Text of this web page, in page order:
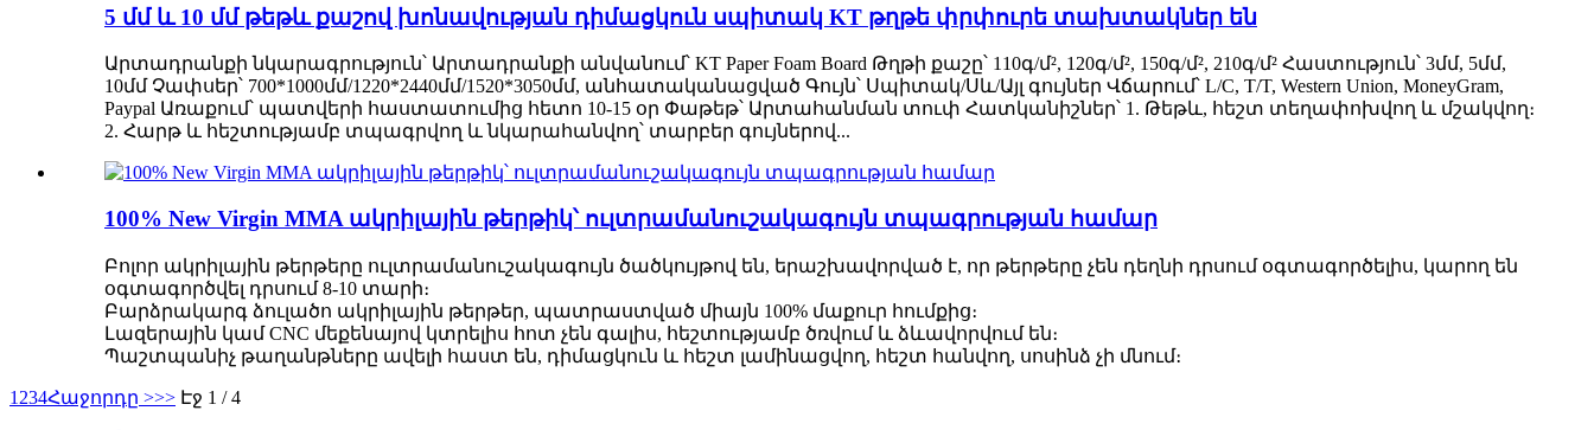
5 մմ և 10 մմ թեթև քաշով խոնավության դիմացկուն սպիտակ KT թղթե փրփուրե տախտակներ են
Արտադրանքի նկարագրություն՝ Արտադրանքի անվանում՝ KT Paper Foam Board Թղթի քաշը՝ 110գ/մ², 120գ/մ², 150գ/մ², 210գ/մ² Հաստություն՝ 3մմ, 5մմ,
10մմ Չափսեր՝ 700*1000մմ/1220*2440մմ/1520*3050մմ, անհատականացված Գույն՝ Սպիտակ/Սև/Այլ գույներ Վճարում՝ L/C, T/T, Western Union, MoneyGram,
Paypal Առաքում՝ պատվերի հաստատումից հետո 10-15 օր Փաթեթ՝ Արտահանման տուփ Հատկանիշներ՝ 1. Թեթև, հեշտ տեղափոխվող և մշակվող։
2. Հարթ և հեշտությամբ տպագրվող և նկարահանվող՝ տարբեր գույներով...
100% New Virgin MMA ակրիլային թերթիկ՝ ուլտրամանուշակագույն տպագրության համար
Բոլոր ակրիլային թերթերը ուլտրամանուշակագույն ծածկույթով են, երաշխավորված է, որ թերթերը չեն դեղնի դրսում օգտագործելիս, կարող են
օգտագործվել դրսում 8-10 տարի։
Բարձրակարգ ձուլածո ակրիլային թերթեր, պատրաստված միայն 100% մաքուր հումքից։
Լազերային կամ CNC մեքենայով կտրելիս հոտ չեն գալիս, հեշտությամբ ծռվում և ձևավորվում են։
Պաշտպանիչ թաղանթները ավելի հաստ են, դիմացկուն և հեշտ լամինացվող, հեշտ հանվող, սոսինձ չի մնում։
1 234Հաջորդը >>> Էջ 1 / 4